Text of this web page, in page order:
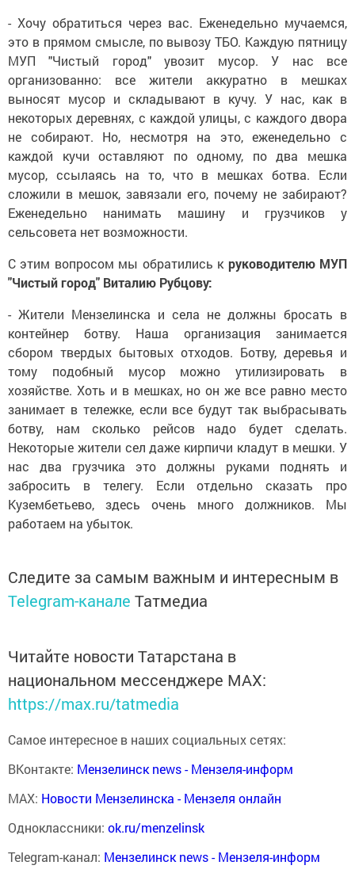
- Хочу обратиться через вас. Еженедельно мучаемся,
это в прямом смысле, по вывозу ТБО. Каждую пятницу
МУП "Чистый город" увозит мусор. У нас все
организованно: все жители аккуратно в мешках
выносят мусор и складывают в кучу. У нас, как в
некоторых деревнях, с каждой улицы, с каждого двора
не собирают. Но, несмотря на это, еженедельно с
каждой кучи оставляют по одному, по два мешка
мусор, ссылаясь на то, что в мешках ботва. Если
сложили в мешок, завязали его, почему не забирают?
Еженедельно нанимать машину и грузчиков у
сельсовета нет возможности.
С этим вопросом мы обратились к руководителю МУП
"Чистый город" Виталию Рубцову:
- Жители Мензелинска и села не должны бросать в
контейнер ботву. Наша организация занимается
сбором твердых бытовых отходов. Ботву, деревья и
тому подобный мусор можно утилизировать в
хозяйстве. Хоть и в мешках, но он же все равно место
занимает в тележке, если все будут так выбрасывать
ботву, нам сколько рейсов надо будет сделать.
Некоторые жители сел даже кирпичи кладут в мешки. У
нас два грузчика это должны руками поднять и
забросить в телегу. Если отдельно сказать про
Кузембетьево, здесь очень много должников. Мы
работаем на убыток.
Следите за самым важным и интересным в
Telegram-канале Татмедиа
Читайте новости Татарстана в
национальном мессенджере MАХ:
https://max.ru/tatmedia
Самое интересное в наших социальных сетях:
ВКонтакте: Мензелинск news - Мензеля-информ
MAX: Новости Мензелинска - Мензеля онлайн
Одноклассники: ok.ru/menzelinsk
Telegram-канал: Мензелинск news - Мензеля-информ